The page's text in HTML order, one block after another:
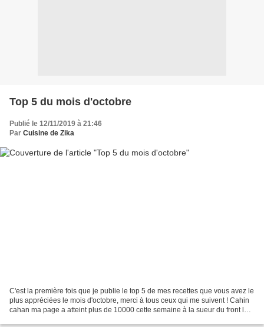
Top 5 du mois d'octobre
Publié le 12/11/2019 à 21:46
Par Cuisine de Zika
C'est la première fois que je publie le top 5 de mes recettes que vous avez le
plus appréciées le mois d'octobre, merci à tous ceux qui me suivent ! Cahin
cahan ma page a atteint plus de 10000 cette semaine à la sueur du front lol ,